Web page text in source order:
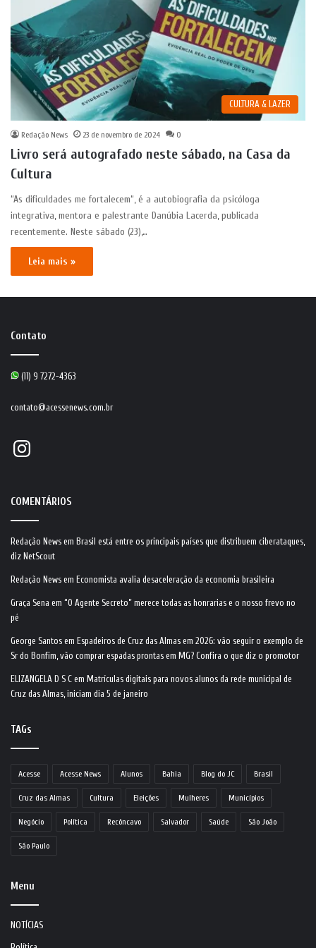
CULTURA & LAZER
Redação News 23 de novembro de 2024 0
Livro será autografado neste sábado, na Casa da
Cultura
“As dificuldades me fortalecem“, é a autobiografia da psicóloga
integrativa, mentora e palestrante Danúbia Lacerda, publicada
recentemente. Neste sábado (23),…
Leia mais »
Contato
(11) 9 7272-4363
contato@acessenews.com.br
Instagram
COMENTÁRIOS
Redação News em Brasil está entre os principais países que distribuem ciberataques,
diz NetScout
Redação News em Economista avalia desaceleração da economia brasileira
Graça Sena em “O Agente Secreto” merece todas as honrarias e o nosso frevo no
pé
George Santos em Espadeiros de Cruz das Almas em 2026: vão seguir o exemplo de
Sr do Bonfim, vão comprar espadas prontas em MG? Confira o que diz o promotor
ELIZANGELA D S C em Matrículas digitais para novos alunos da rede municipal de
Cruz das Almas, iniciam dia 5 de janeiro
TAGs
Acesse Acesse News Alunos Bahia Blog do JC Brasil
Cruz das Almas Cultura Eleições Mulheres Municípios
Negócio Política Recôncavo Salvador Saúde São João
São Paulo
Menu
NOTÍCIAS